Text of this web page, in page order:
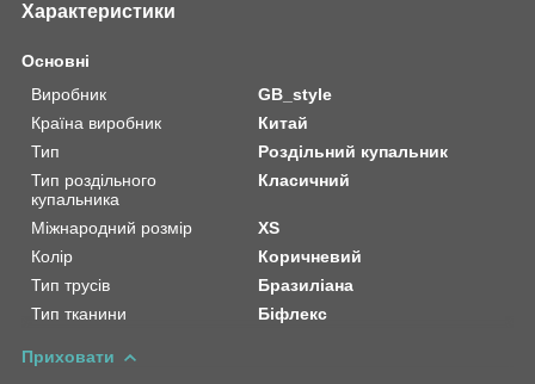
Характеристики
Основні
Виробник
GB_style
Країна виробник
Китай
Тип
Роздільний купальник
Тип роздільного
купальника
Класичний
Міжнародний розмір
XS
Колір
Коричневий
Тип трусів
Бразиліана
Тип тканини
Біфлекс
Приховати